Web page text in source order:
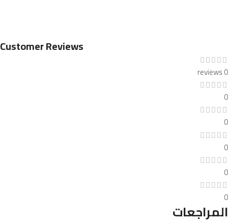
Customer Reviews
0 reviews
0
0
0
0
0
المراجعات